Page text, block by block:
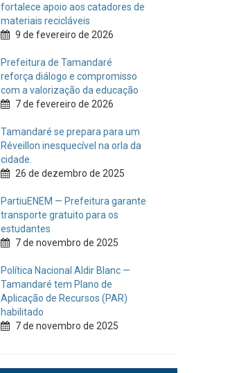
fortalece apoio aos catadores de
materiais recicláveis
9 de fevereiro de 2026
Prefeitura de Tamandaré
reforça diálogo e compromisso
com a valorização da educação
7 de fevereiro de 2026
Tamandaré se prepara para um
Réveillon inesquecível na orla da
cidade.
26 de dezembro de 2025
PartiuENEM — Prefeitura garante
transporte gratuito para os
estudantes
7 de novembro de 2025
Política Nacional Aldir Blanc —
Tamandaré tem Plano de
Aplicação de Recursos (PAR)
habilitado
7 de novembro de 2025